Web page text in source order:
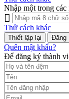
Nhập một trong các
Thử cách khác
Đăng
Quên mật khẩu?
Để đăng ký thành